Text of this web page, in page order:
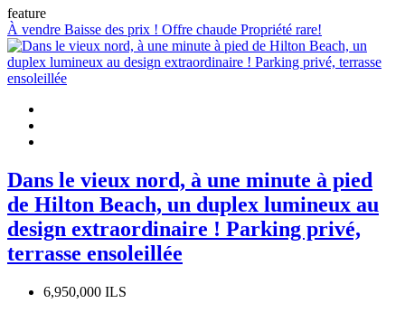
feature
À vendre Baisse des prix ! Offre chaude Propriété rare!
Dans le vieux nord, à une minute à pied
de Hilton Beach, un duplex lumineux au
design extraordinaire ! Parking privé,
terrasse ensoleillée
6,950,000 ILS